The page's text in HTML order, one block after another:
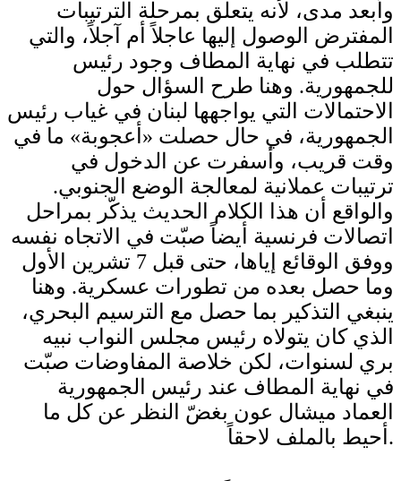
وأبعد مدى، لأنه يتعلق بمرحلة الترتيبات
المفترض الوصول إليها عاجلاً أم آجلاً، والتي
تتطلب في نهاية المطاف وجود رئيس
للجمهورية. وهنا طرح السؤال حول
الاحتمالات التي يواجهها لبنان في غياب رئيس
الجمهورية، في حال حصلت «أعجوبة» ما في
وقت قريب، وأسفرت عن الدخول في
ترتيبات عملانية لمعالجة الوضع الجنوبي.
والواقع أن هذا الكلام الحديث يذكّر بمراحل
اتصالات فرنسية أيضاً صبّت في الاتجاه نفسه
ووفق الوقائع إياها، حتى قبل 7 تشرين الأول
وما حصل بعده من تطورات عسكرية. وهنا
ينبغي التذكير بما حصل مع الترسيم البحري،
الذي كان يتولاه رئيس مجلس النواب نبيه
بري لسنوات، لكن خلاصة المفاوضات صبّت
في نهاية المطاف عند رئيس الجمهورية
العماد ميشال عون بغضّ النظر عن كل ما
أحيط بالملف لاحقاً.